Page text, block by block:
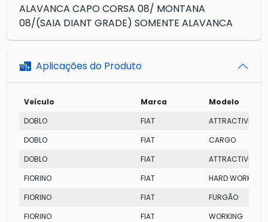
ALAVANCA CAPO CORSA 08/ MONTANA
08/(SAIA DIANT GRADE) SOMENTE ALAVANCA
Aplicações do Produto
Veículo Marca
Modelo
DOBLO
FIAT
ATTRACTIVE
DOBLO
FIAT
CARGO
DOBLO
FIAT
ATTRACTIVE
FIORINO
FIAT
HARD WORKING
FIORINO
FIAT
FURGÃO
FIORINO
FIAT
WORKING